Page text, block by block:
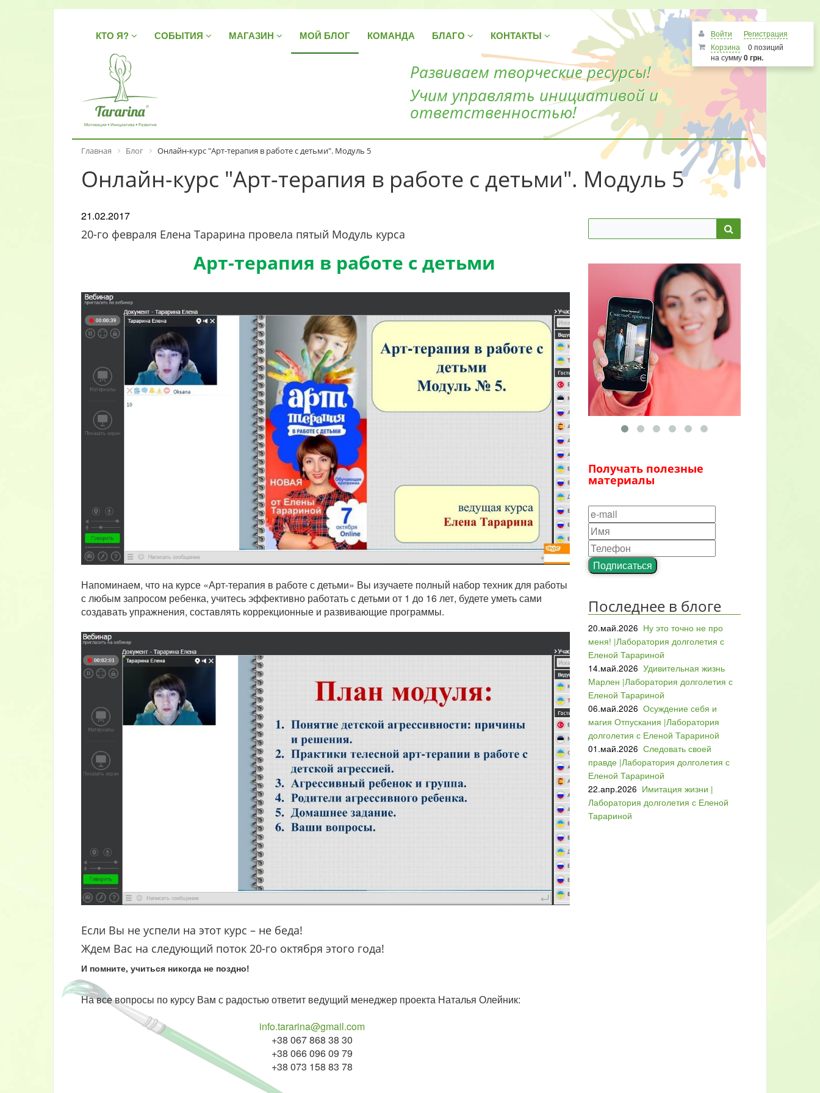
КТО Я? СОБЫТИЯ МАГАЗИН МОЙ БЛОГ КОМАНДА БЛАГО КОНТАКТЫ Войти
Регистрация
Корзина
0 позиций
на сумму0 грн.
Развиваем творческие ресурсы!
Учим управлять инициативой и
ответственностью!
Главная Блог Онлайн-курс "Арт-терапия в работе с детьми". Модуль 5
Онлайн-курс "Арт-терапия в работе с детьми". Модуль 5
21.02.2017
20-го февраля Елена Тарарина провела пятый Модуль курса
Арт-терапия в работе с детьми
Напоминаем, что на курсе «Арт-терапия в работе с детьми» Вы изучаете полный набор техник для работы
с любым запросом ребенка, учитесь эффективно работать с детьми от 1 до 16 лет, будете уметь сами
создавать упражнения, составлять коррекционные и развивающие программы.
Если Вы не успели на этот курс – не беда!
Ждем Вас на следующий поток 20-го октября этого года!
И помните, учиться никогда не поздно!
На все вопросы по курсу Вам с радостью ответит ведущий менеджер проекта Наталья Олейник:
info.tararina@gmail.com
+38 067 868 38 30
+38 066 096 09 79
+38 073 158 83 78
Получать полезные
материалы
Подписаться
Последнее в блоге
20.май.2026 Ну это точно не про
меня! |Лаборатория долголетия с
Еленой Тарариной
14.май.2026 Удивительная жизнь
Марлен |Лаборатория долголетия с
Еленой Тарариной
06.май.2026 Осуждение себя и
магия Отпускания |Лаборатория
долголетия с Еленой Тарариной
01.май.2026 Следовать своей
правде |Лаборатория долголетия с
Еленой Тарариной
22.апр.2026 Имитация жизни |
Лаборатория долголетия с Еленой
Тарариной